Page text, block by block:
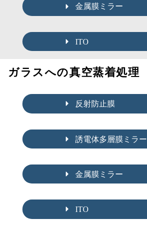
金属膜ミラー
ITO
ガラスへの真空蒸着処理
反射防止膜
誘電体多層膜ミラー
金属膜ミラー
ITO